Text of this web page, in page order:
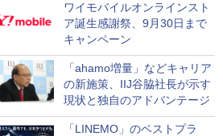
ワイモバイルオンラインスト
ア誕生感謝祭、9月30日まで
キャンペーン
「ahamo増量」などキャリア
の新施策、IIJ谷脇社長が示す
現状と独自のアドバンテージ
「LINEMO」のベストプラ